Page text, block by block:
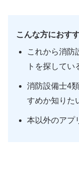
こんな方におす
これから消防
トを探してい
消防設備士4
すめか知りた
本以外のアプ